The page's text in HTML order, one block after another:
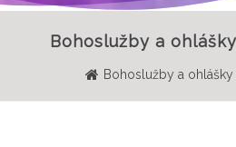
Bohoslužby a ohlášky
Bohoslužby a ohlášky